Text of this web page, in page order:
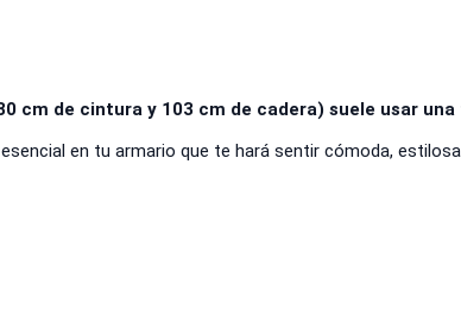
cm de cintura y 103 cm de cadera) suele usar
en tu armario que te hará sentir cómoda,